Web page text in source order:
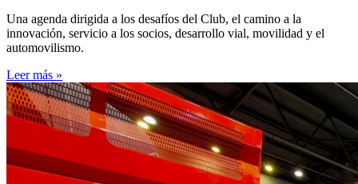
Una agenda dirigida a los desafíos del Club, el camino a la
innovación, servicio a los socios, desarrollo vial, movilidad y el
automovilismo.
Leer más »